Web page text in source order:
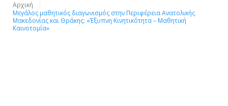
Αρχική
Μεγάλος μαθητικός διαγωνισμός στην Περιφέρεια Ανατολικής
Μακεδονίας και Θράκης: «Έξυπνη Κινητικότητα – Μαθητική
Καινοτομία»